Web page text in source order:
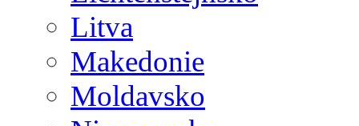
Litva
Makedonie
Moldavsko